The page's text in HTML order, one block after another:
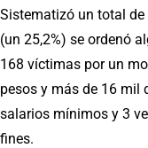
Sistematizó un total
(un 25,2%) se ordenó
168 víctimas por un
pesos y más de 16 mil
salarios mínimos y 3
fines.